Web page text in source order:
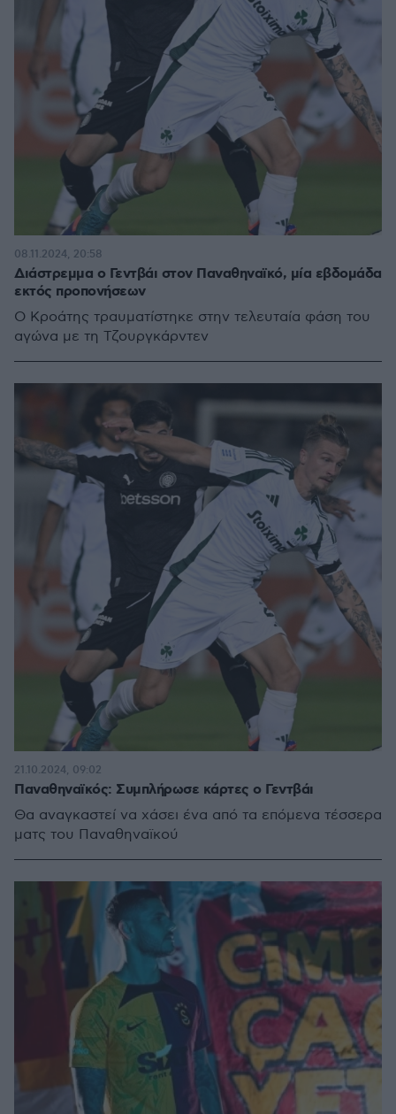
Διάστρεμμα ο Γεντβάι στον Παναθηναϊκό, μία εβδομάδα
εκτός προπονήσεων
Ο Κροάτης τραυματίστηκε στην τελευταία φάση του
αγώνα με τη Τζουργκάρντεν
08.11.2024, 20:58
Παναθηναϊκός: Συμπλήρωσε κάρτες ο Γεντβάι
Θα αναγκαστεί να χάσει ένα από τα επόμενα τέσσερα
ματς του Παναθηναϊκού
21.10.2024, 09:02